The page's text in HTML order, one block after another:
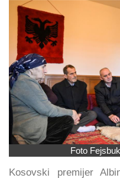
Foto
Kosovski premijer